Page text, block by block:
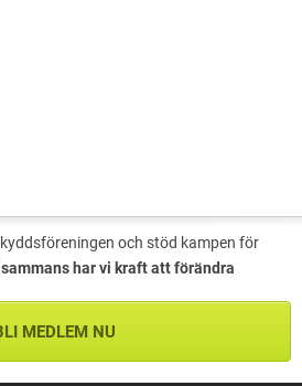
och stöd kampen för
har vi kraft att förändra
MEDLEM NU